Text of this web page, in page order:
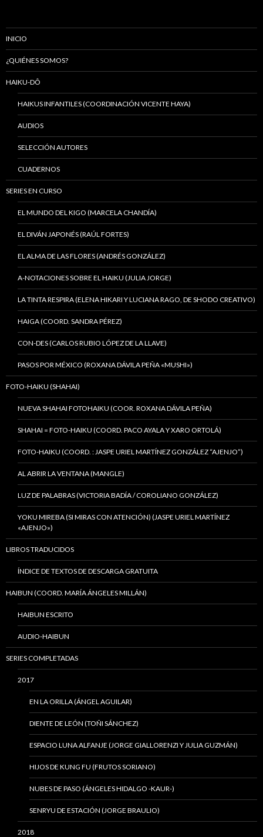
INICIO
¿QUIÉNES SOMOS?
HAIKU-DÔ
HAIKUS INFANTILES (COORDINACIÓN VICENTE HAYA)
AUDIOS
SELECCIÓN AUTORES
CUADERNOS
SERIES EN CURSO
EL MUNDO DEL KIGO (MARCELA CHANDÍA)
EL DIVÁN JAPONÉS (RAÚL FORTES)
EL ALMA DE LAS FLORES (ANDRÉS GONZÁLEZ)
A-NOTACIONES SOBRE EL HAIKU (JULIA JORGE)
LA TINTA RESPIRA (ELENA HIKARI Y LUCIANA RAGO, DE SHODO CREATIVO)
HAIGA (COORD. SANDRA PÉREZ)
CON-DES (CARLOS RUBIO LÓPEZ DE LA LLAVE)
PASOS POR MÉXICO (ROXANA DÁVILA PEÑA «MUSHI»)
FOTO-HAIKU (SHAHAI)
NUEVA SHAHAI FOTOHAIKU (COOR. ROXANA DÁVILA PEÑA)
SHAHAI = FOTO-HAIKU (COORD. PACO AYALA Y XARO ORTOLÁ)
FOTO-HAIKU (COORD. : JASPE URIEL MARTÍNEZ GONZÁLEZ “AJENJO”)
AL ABRIR LA VENTANA (MANGLE)
LUZ DE PALABRAS (VICTORIA BADÍA / COROLIANO GONZÁLEZ)
YOKU MIREBA (SI MIRAS CON ATENCIÓN) (JASPE URIEL MARTÍNEZ
«AJENJO»)
LIBROS TRADUCIDOS
ÍNDICE DE TEXTOS DE DESCARGA GRATUITA
HAIBUN (COORD. MARÍA ÁNGELES MILLÁN)
HAIBUN ESCRITO
AUDIO-HAIBUN
SERIES COMPLETADAS
2017
EN LA ORILLA (ÁNGEL AGUILAR)
DIENTE DE LEÓN (TOÑI SÁNCHEZ)
ESPACIO LUNA ALFANJE (JORGE GIALLORENZI Y JULIA GUZMÁN)
HIJOS DE KUNG FU (FRUTOS SORIANO)
NUBES DE PASO (ÁNGELES HIDALGO -KAUR-)
SENRYU DE ESTACIÓN (JORGE BRAULIO)
2018